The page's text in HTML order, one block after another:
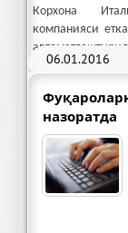
06.01.2016
Корхона
компанияси
билан
назоратда